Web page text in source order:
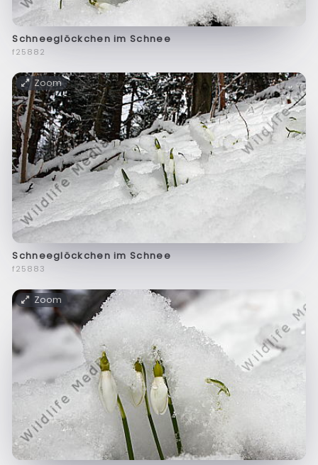
Schneeglöckchen im Schnee
f25882
Zoom
Schneeglöckchen im Schnee
f25883
Zoom